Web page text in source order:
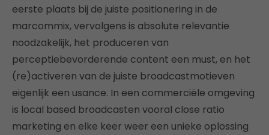
eerste plaats bij de juiste positionering in de
marcommix, vervolgens is absolute relevantie
noodzakelijk, het produceren van
perceptiebevorderende content een must, en het
(re)activeren van de juiste broadcastmotieven
eigenlijk een usance. In een commerciële omgeving
is local based broadcasten vooral close ratio
marketing en elke keer weer een unieke oplossing